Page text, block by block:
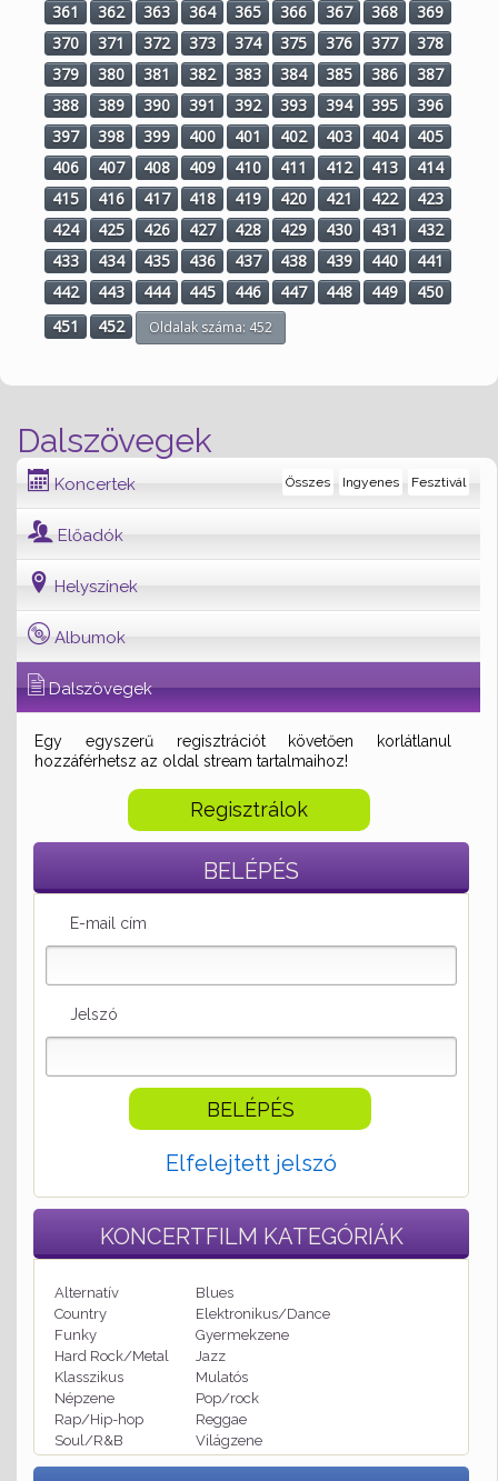
Dalszövegek
Koncertek Fesztivál
Ingyenes
Összes
Előadók
Helyszínek
Albumok
Dalszövegek
Egy egyszerű regisztrációt követően korlátlanul
hozzáférhetsz az oldal stream tartalmaihoz!
Regisztrálok
BELÉPÉS
E-mail cím
Jelszó
Elfelejtett jelszó
KONCERTFILM KATEGÓRIÁK
Alternatív
Blues
Country
Elektronikus/Dance
Funky
Gyermekzene
Hard Rock/Metal
Jazz
Klasszikus
Mulatós
Népzene
Pop/rock
Rap/Hip-hop
Reggae
Soul/R&B
Világzene
361
362 363 364 365 366 367 368
369
370
371 372 373 374 375 376 377
378
379
380 381 382 383 384 385 386
387
388
389 390 391 392 393 394 395
396
397
398 399 400 401 402 403 404
405
406
407 408 409 410 411 412 413
414
415
416 417 418 419 420 421 422
423
424
425 426 427 428 429 430 431
432
433
434 435 436 437 438 439 440
441
442
443 444 445 446 447 448 449
450
451
452 Oldalak száma: 452